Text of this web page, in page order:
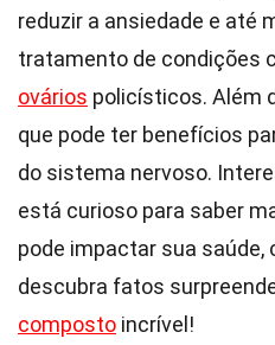
reduzir a ansiedade e até
tratamento de condições
ovários policísticos. Além
que pode ter benefícios
do sistema nervoso.
está curioso para saber
pode impactar sua saúde,
descubra fatos
composto incrível!